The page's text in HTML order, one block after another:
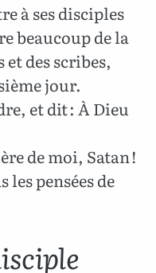
à ses disciples
beaucoup de la
des scribes,
jour.
et dit : À Dieu
de moi, Satan !
les pensées de